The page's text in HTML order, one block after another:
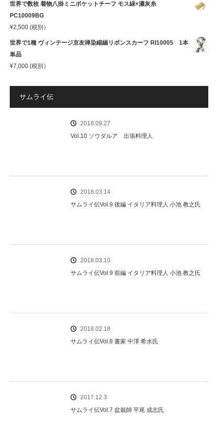
世界で数枚 着物八掛ミニポケットチーフ モス緑×濃灰糸
PC10009BG
¥2,500 (税別）
世界で1種 ヴィンテージ京友禅染縮緬リボンスカーフ RI10005 1本
単品
¥7,000 (税別）
サムライ伝
2018.09.27
Vol.10 ソウダルア 出張料理人
2018.03.14
サムライ伝Vol.9 後編 イタリア料理人 小池 教之氏
2018.03.10
サムライ伝Vol.9 前編 イタリア料理人 小池 教之氏
2018.02.18
サムライ伝Vol.8 書家 中澤 希水氏
2017.12.3
サムライ伝Vol.7 盆栽師 平尾 成志氏